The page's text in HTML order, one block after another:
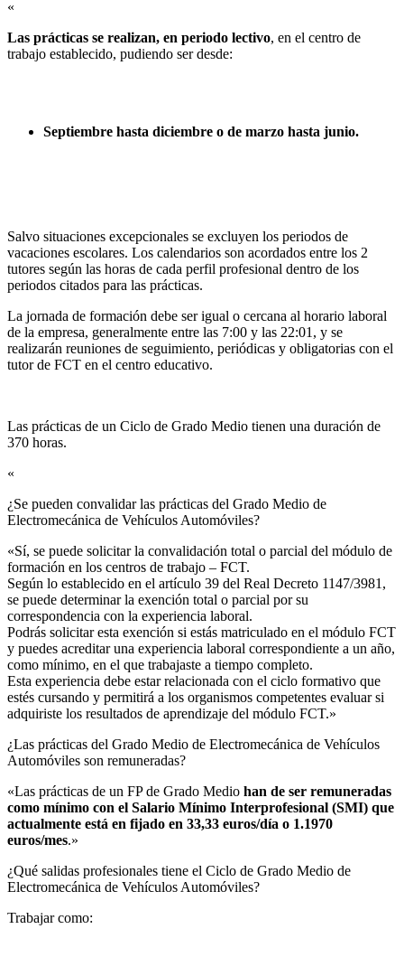
«
Las prácticas se realizan, en periodo lectivo, en el centro de
trabajo establecido, pudiendo ser desde:
Septiembre hasta diciembre o de marzo hasta junio.
Salvo situaciones excepcionales se excluyen los periodos de
vacaciones escolares. Los calendarios son acordados entre los 2
tutores según las horas de cada perfil profesional dentro de los
periodos citados para las prácticas.
La jornada de formación debe ser igual o cercana al horario laboral
de la empresa, generalmente entre las 7:00 y las 22:01, y se
realizarán reuniones de seguimiento, periódicas y obligatorias con el
tutor de FCT en el centro educativo.
Las prácticas de un Ciclo de Grado Medio tienen una duración de
370 horas.
«
¿Se pueden convalidar las prácticas del Grado Medio de
Electromecánica de Vehículos Automóviles?​
«Sí, se puede solicitar la convalidación total o parcial del módulo de
formación en los centros de trabajo – FCT.
Según lo establecido en el artículo 39 del Real Decreto 1147/3981,
se puede determinar la exención total o parcial por su
correspondencia con la experiencia laboral.
Podrás solicitar esta exención si estás matriculado en el módulo FCT
y puedes acreditar una experiencia laboral correspondiente a un año,
como mínimo, en el que trabajaste a tiempo completo.
Esta experiencia debe estar relacionada con el ciclo formativo que
estés cursando y permitirá a los organismos competentes evaluar si
adquiriste los resultados de aprendizaje del módulo FCT.»
¿Las prácticas del Grado Medio de Electromecánica de Vehículos
Automóviles son remuneradas?​
«Las prácticas de un FP de Grado Medio han de ser remuneradas
como mínimo con el Salario Mínimo Interprofesional (SMI) que
actualmente está en fijado en 33,33 euros/día o 1.1970
euros/mes.»
¿Qué salidas profesionales tiene el Ciclo de Grado Medio de
Electromecánica de Vehículos Automóviles?​
Trabajar como: